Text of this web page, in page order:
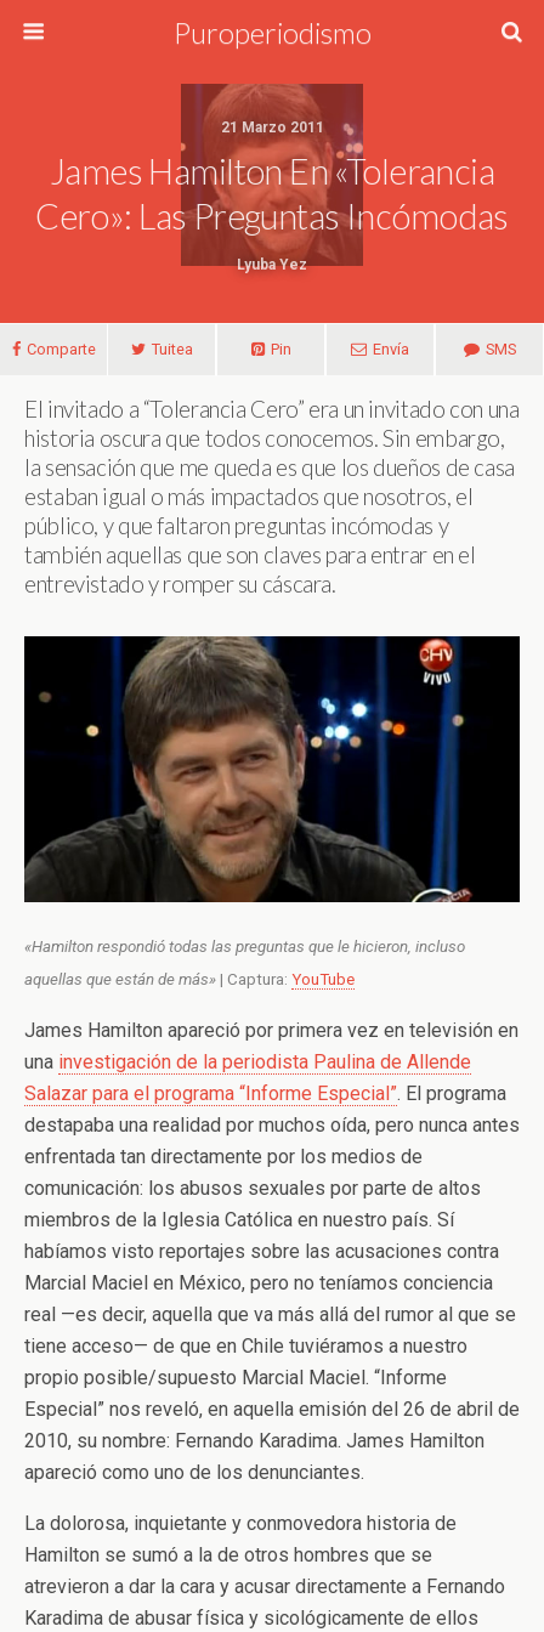
Puroperiodismo
21 Marzo 2011
James Hamilton En «Tolerancia
Cero»: Las Preguntas Incómodas
Lyuba Yez
Comparte Tuitea Pin Envía SMS
El invitado a “Tolerancia Cero” era un invitado con una
historia oscura que todos conocemos. Sin embargo,
la sensación que me queda es que los dueños de casa
estaban igual o más impactados que nosotros, el
público, y que faltaron preguntas incómodas y
también aquellas que son claves para entrar en el
entrevistado y romper su cáscara.
«Hamilton respondió todas las preguntas que le hicieron, incluso
aquellas que están de más» | Captura: YouTube
James Hamilton apareció por primera vez en televisión en
una investigación de la periodista Paulina de Allende
Salazar para el programa “Informe Especial”. El programa
destapaba una realidad por muchos oída, pero nunca antes
enfrentada tan directamente por los medios de
comunicación: los abusos sexuales por parte de altos
miembros de la Iglesia Católica en nuestro país. Sí
habíamos visto reportajes sobre las acusaciones contra
Marcial Maciel en México, pero no teníamos conciencia
real —es decir, aquella que va más allá del rumor al que se
tiene acceso— de que en Chile tuviéramos a nuestro
propio posible/supuesto Marcial Maciel. “Informe
Especial” nos reveló, en aquella emisión del 26 de abril de
2010, su nombre: Fernando Karadima. James Hamilton
apareció como uno de los denunciantes.
La dolorosa, inquietante y conmovedora historia de
Hamilton se sumó a la de otros hombres que se
atrevieron a dar la cara y acusar directamente a Fernando
Karadima de abusar física y sicológicamente de ellos